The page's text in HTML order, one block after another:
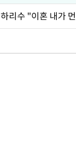
하리수 "이혼 내가